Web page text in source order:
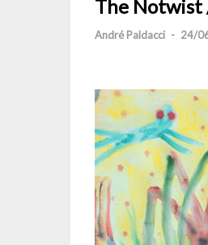
The Notwist
André Paldacci - 24/